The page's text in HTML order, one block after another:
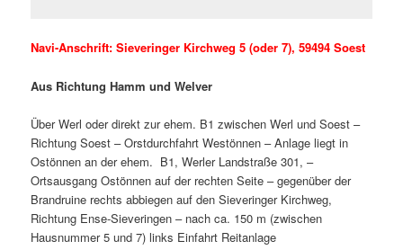
Navi-Anschrift: Sieveringer Kirchweg 5 (oder 7), 59494 Soest
Aus Richtung Hamm und Welver
Über Werl oder direkt zur ehem. B1 zwischen Werl und Soest –
Richtung Soest – Orstdurchfahrt Westönnen – Anlage liegt in
Ostönnen an der ehem. B1, Werler Landstraße 301, –
Ortsausgang Ostönnen auf der rechten Seite – gegenüber der
Brandruine rechts abbiegen auf den Sieveringer Kirchweg,
Richtung Ense-Sieveringen – nach ca. 150 m (zwischen
Hausnummer 5 und 7) links Einfahrt Reitanlage